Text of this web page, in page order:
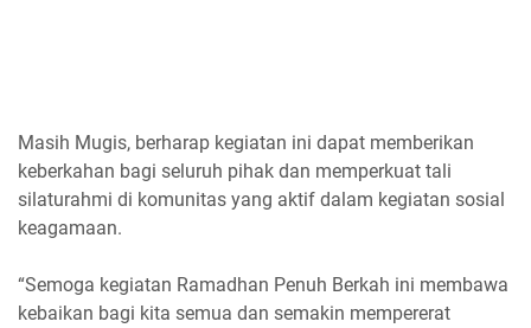
Masih Mugis, berharap kegiatan ini dapat memberikan
keberkahan bagi seluruh pihak dan memperkuat tali
silaturahmi di komunitas yang aktif dalam kegiatan sosial
keagamaan.
“Semoga kegiatan Ramadhan Penuh Berkah ini membawa
kebaikan bagi kita semua dan semakin mempererat